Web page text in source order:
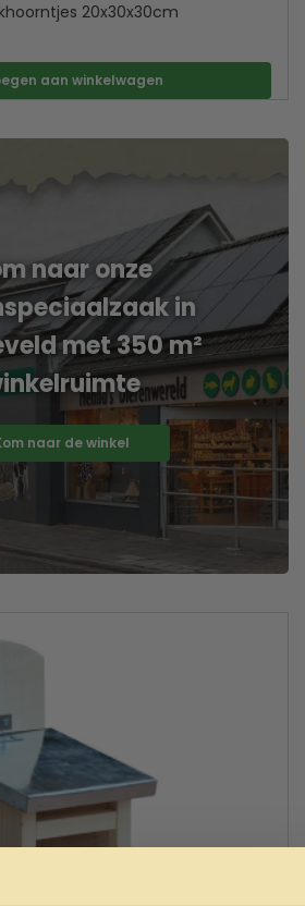
20x30x30cm
aan winkelwagen
naar onze
in
met 350 m²
naar de winkel